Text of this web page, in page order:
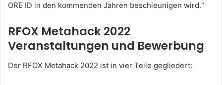
ORE ID in den kommenden Jahren beschleunigen wird.“
RFOX Metahack 2022
Veranstaltungen und Bewerbung
Der RFOX Metahack 2022 ist in vier Teile gegliedert: